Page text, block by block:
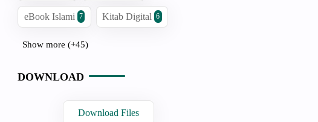
eBook Islami 7 Kitab Digital 6
Show more (+45)
DOWNLOAD
Download Files